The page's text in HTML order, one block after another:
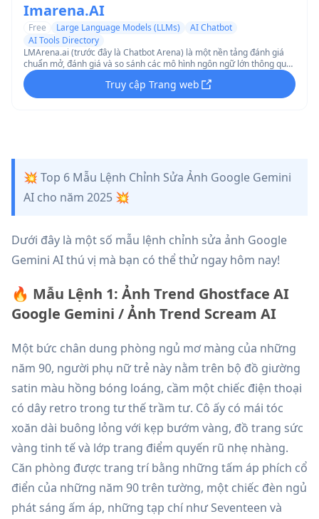
Imarena.AI
Free Large Language Models (LLMs)
AI Chatbot
AI Tools Directory
LMArena.ai (trước đây là Chatbot Arena) là một nền tảng đánh giá
chuẩn mở, đánh giá và so sánh các mô hình ngôn ngữ lớn thông qua
so sánh cặp đôi ẩn danh, dựa trên đám đông và bỏ phiếu từ cộng
đồng.
Truy cập Trang web
💥 Top 6 Mẫu Lệnh Chỉnh Sửa Ảnh Google Gemini
AI cho năm 2025 💥
Dưới đây là một số mẫu lệnh chỉnh sửa ảnh Google
Gemini AI thú vị mà bạn có thể thử ngay hôm nay!
🔥 Mẫu Lệnh 1: Ảnh Trend Ghostface AI
Google Gemini / Ảnh Trend Scream AI
Một bức chân dung phòng ngủ mơ màng của những
năm 90, người phụ nữ trẻ này nằm trên bộ đồ giường
satin màu hồng bóng loáng, cầm một chiếc điện thoại
có dây retro trong tư thế trầm tư. Cô ấy có mái tóc
xoăn dài buông lỏng với kẹp bướm vàng, đồ trang sức
vàng tinh tế và lớp trang điểm quyến rũ nhẹ nhàng.
Căn phòng được trang trí bằng những tấm áp phích cổ
điển của những năm 90 trên tường, một chiếc đèn ngủ
phát sáng ấm áp, những tạp chí như Seventeen và